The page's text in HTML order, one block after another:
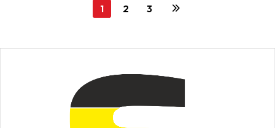
1 2 3